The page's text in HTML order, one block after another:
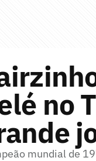
no
mundial de